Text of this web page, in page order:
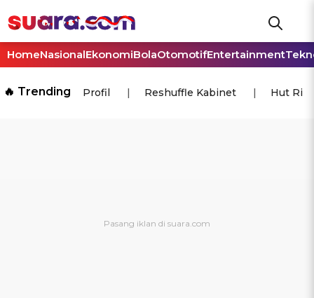
HomeNasionalEkonomiBolaOtomotifEntertainment
🔥 Trending Profil Reshuffle Kabinet Hut Ri